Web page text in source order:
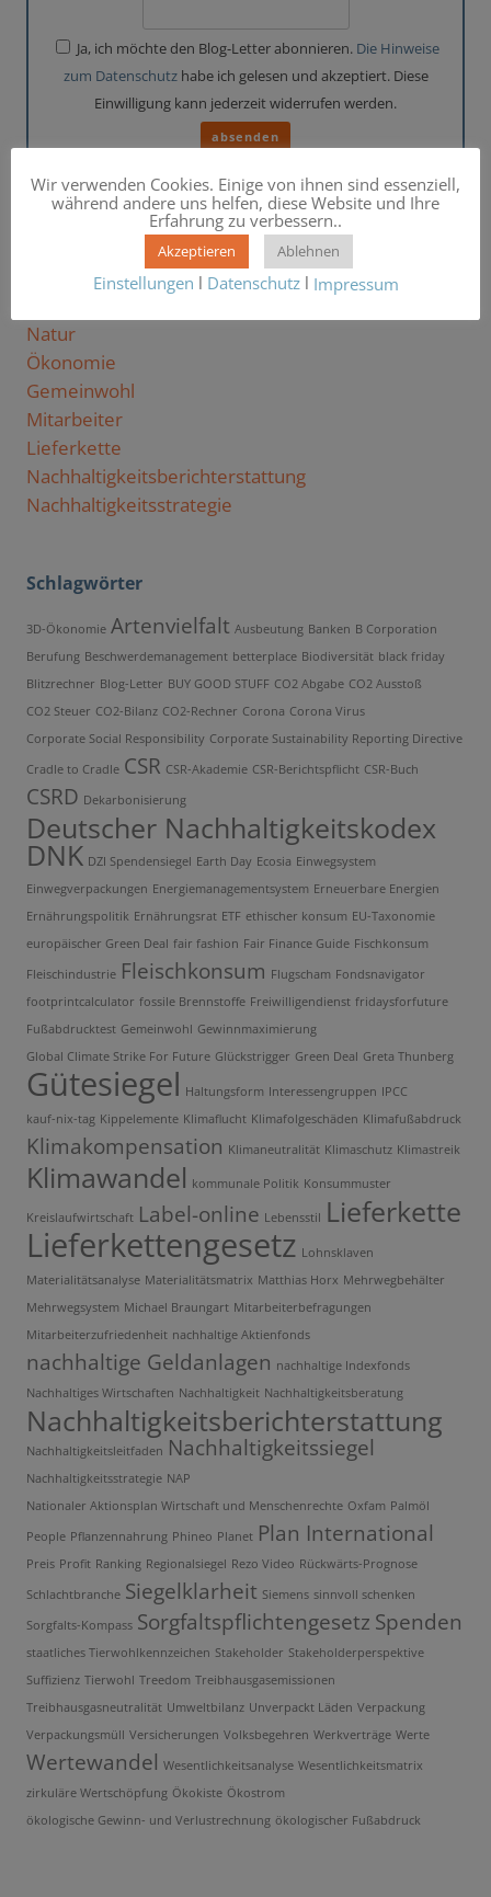
Ja, ich möchte den Blog-Letter abonnieren. Die Hinweise
zum Datenschutz habe ich gelesen und akzeptiert. Diese
Einwilligung kann jederzeit widerrufen werden.
Natur
Ökonomie
Gemeinwohl
Mitarbeiter
Lieferkette
Nachhaltigkeitsberichterstattung
Nachhaltigkeitsstrategie
Schlagwörter
3D-Ökonomie Artenvielfalt Ausbeutung Banken B Corporation
Berufung Beschwerdemanagement betterplace Biodiversität black friday
Blitzrechner Blog-Letter BUY GOOD STUFF CO2 Abgabe CO2 Ausstoß
CO2 Steuer CO2-Bilanz CO2-Rechner Corona Corona Virus
Corporate Social Responsibility Corporate Sustainability Reporting Directive
Cradle to Cradle CSR CSR-Akademie CSR-Berichtspflicht CSR-Buch
CSRD Dekarbonisierung
Deutscher Nachhaltigkeitskodex
DNK DZI Spendensiegel Earth Day Ecosia Einwegsystem
Einwegverpackungen Energiemanagementsystem Erneuerbare Energien
Ernährungspolitik Ernährungsrat ETF ethischer konsum EU-Taxonomie
europäischer Green Deal fair fashion Fair Finance Guide Fischkonsum
Fleischindustrie Fleischkonsum Flugscham Fondsnavigator
footprintcalculator fossile Brennstoffe Freiwilligendienst fridaysforfuture
Fußabdrucktest Gemeinwohl Gewinnmaximierung
Global Climate Strike For Future Glückstrigger Green Deal Greta Thunberg
Gütesiegel Haltungsform Interessengruppen IPCC
kauf-nix-tag Kippelemente Klimaflucht Klimafolgeschäden Klimafußabdruck
Klimakompensation Klimaneutralität Klimaschutz Klimastreik
Klimawandel kommunale Politik Konsummuster
Kreislaufwirtschaft Label-online Lebensstil Lieferkette
Lieferkettengesetz Lohnsklaven
Materialitätsanalyse Materialitätsmatrix Matthias Horx Mehrwegbehälter
Mehrwegsystem Michael Braungart Mitarbeiterbefragungen
Mitarbeiterzufriedenheit nachhaltige Aktienfonds
nachhaltige Geldanlagen nachhaltige Indexfonds
Nachhaltiges Wirtschaften Nachhaltigkeit Nachhaltigkeitsberatung
Nachhaltigkeitsberichterstattung
Nachhaltigkeitsleitfaden Nachhaltigkeitssiegel
Nachhaltigkeitsstrategie NAP
Nationaler Aktionsplan Wirtschaft und Menschenrechte Oxfam Palmöl
People Pflanzennahrung Phineo Planet Plan International
Preis Profit Ranking Regionalsiegel Rezo Video Rückwärts-Prognose
Schlachtbranche Siegelklarheit Siemens sinnvoll schenken
Sorgfalts-Kompass Sorgfaltspflichtengesetz Spenden
staatliches Tierwohlkennzeichen Stakeholder Stakeholderperspektive
Suffizienz Tierwohl Treedom Treibhausgasemissionen
Treibhausgasneutralität Umweltbilanz Unverpackt Läden Verpackung
Verpackungsmüll Versicherungen Volksbegehren Werkverträge Werte
Wertewandel Wesentlichkeitsanalyse Wesentlichkeitsmatrix
zirkuläre Wertschöpfung Ökokiste Ökostrom
ökologische Gewinn- und Verlustrechnung ökologischer Fußabdruck
Wir verwenden Cookies. Einige von ihnen sind essenziell,
während andere uns helfen, diese Website und Ihre
Erfahrung zu verbessern..
Akzeptieren Ablehnen
Einstellungen l Datenschutzl Impressum